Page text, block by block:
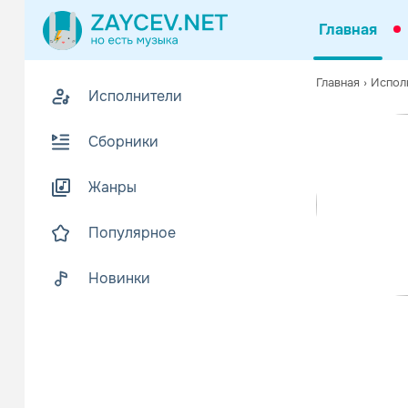
Главная
Исполнители
Сборники
Жанры
Популярное
Новинки
Главная ›
Группа
Два друга